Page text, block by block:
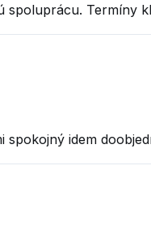
spoluprácu. Termíny
spokojný idem